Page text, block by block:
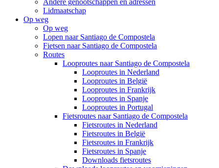
Andere genootschappen en adressen
Lidmaatschap
Op weg
Op weg
Lopen naar Santiago de Compostela
Fietsen naar Santiago de Compostela
Routes
Looproutes naar Santiago de Compostela
Looproutes in Nederland
Looproutes in België
Looproutes in Frankrijk
Looproutes in Spanje
Looproutes in Portugal
Fietsroutes naar Santiago de Compostela
Fietsroutes in Nederland
Fietsroutes in België
Fietsroutes in Frankrijk
Fietsroutes in Spanje
Downloads fietsroutes